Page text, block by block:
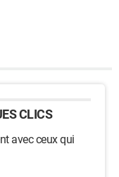
CLICS
avec ceux qui